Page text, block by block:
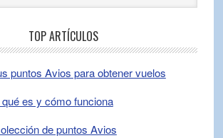
TOP ARTÍCULOS
puntos Avios para obtener vuelos
es y cómo funciona
de puntos Avios